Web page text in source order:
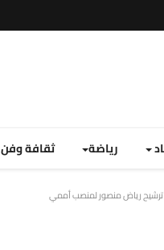
رياضة ثقافة وفن
رياض منصور لمنصب أممي